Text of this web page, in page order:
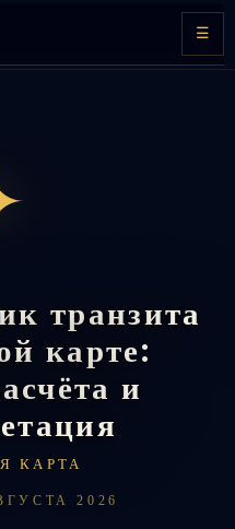
☰
транзита
карте:
и
КАРТА
2026